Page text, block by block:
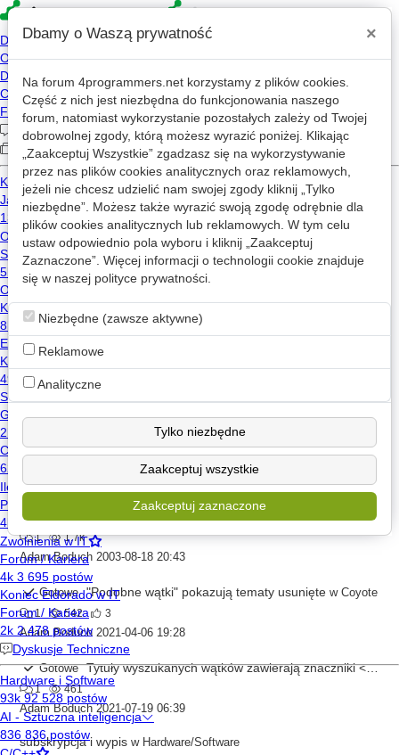
4p
Forum
Kategorie Wszystkie Posty: Adam Boduch
Gotowe Bug paginacji wyszukiwaniawCoyote
1 413 1
Adam Boduch 2021-02-08 07:54
1 1.2k
Adam Boduch 2003-08-05 11:00
Minął MiesiącwArchiwum
1 2.3k
Gotowe Brak opcji dodawania Tagów w przeglądarce Safari, iOS
Adam Boduch 2021-01-11 08:13
.htpasswdwWebmastering
1 1.7k
Adam Boduch 2003-08-18 20:43
Gotowe "Podobne wątki" pokazują tematy usunięte wCoyote
1 542 3
Adam Boduch 2021-04-06 19:28
Gotowe Tytuły wyszukanych wątków zawierają znaczniki <em>
1 461
Adam Boduch 2021-07-19 06:39
subskrypcja i wypis w Hardware/Software
Dbamy o Waszą prywatność ×
Na forum 4programmers.net korzystamy z plików cookies.
Część z nich jest niezbędna do funkcjonowania naszego
forum, natomiast wykorzystanie pozostałych zależy od Twojej
dobrowolnej zgody, którą możesz wyrazić poniżej. Klikając
„Zaakceptuj Wszystkie” zgadzasz się na wykorzystywanie
przez nas plików cookies analitycznych oraz reklamowych,
jeżeli nie chcesz udzielić nam swojej zgody kliknij „Tylko
niezbędne”. Możesz także wyrazić swoją zgodę odrębnie dla
plików cookies analitycznych lub reklamowych. W tym celu
ustaw odpowiednio pola wyboru i kliknij „Zaakceptuj
Zaznaczone”. Więcej informacji o technologii cookie znajduje
się w naszej polityce prywatności.
Niezbędne (zawsze aktywne)
Reklamowe
Analityczne
Tylko niezbędne
Zaakceptuj wszystkie
Zaakceptuj zaznaczone